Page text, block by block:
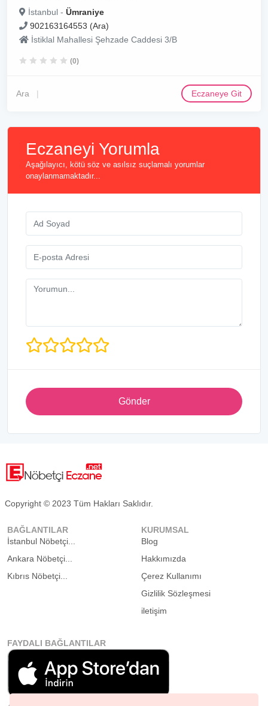
İstanbul - Ümraniye
902163164553 (Ara)
İstiklal Mahallesi Şehzade Caddesi 3/B
(0)
Ara Eczaneye Git
Eczaneyi Yorumla
Aşağılayıcı, kötü söz ve asılsız suçlamalı yorumlar
onaylanmamaktadır...
Gönder
Copyright © 2023 Tüm Hakları Saklıdır.
BAĞLANTILAR
İstanbul Nöbetçi...
Ankara Nöbetçi...
Kıbrıs Nöbetçi...
KURUMSAL
Blog
Hakkımızda
Çerez Kullanımı
Gizlilik Sözleşmesi
iletişim
FAYDALI BAĞLANTILAR